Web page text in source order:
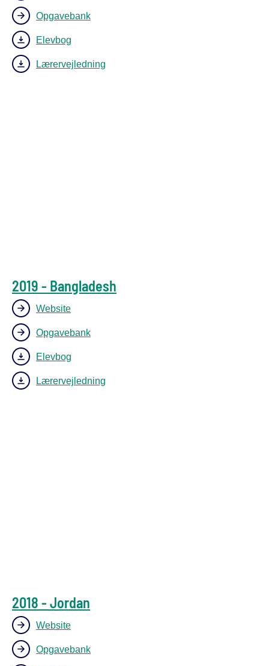
Opgavebank
Elevbog
Lærervejledning
2019 - Bangladesh
Website
Opgavebank
Elevbog
Lærervejledning
2018 - Jordan
Website
Opgavebank